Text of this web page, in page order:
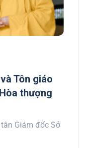
Tôn giáo
thượng
Giám đốc Sở